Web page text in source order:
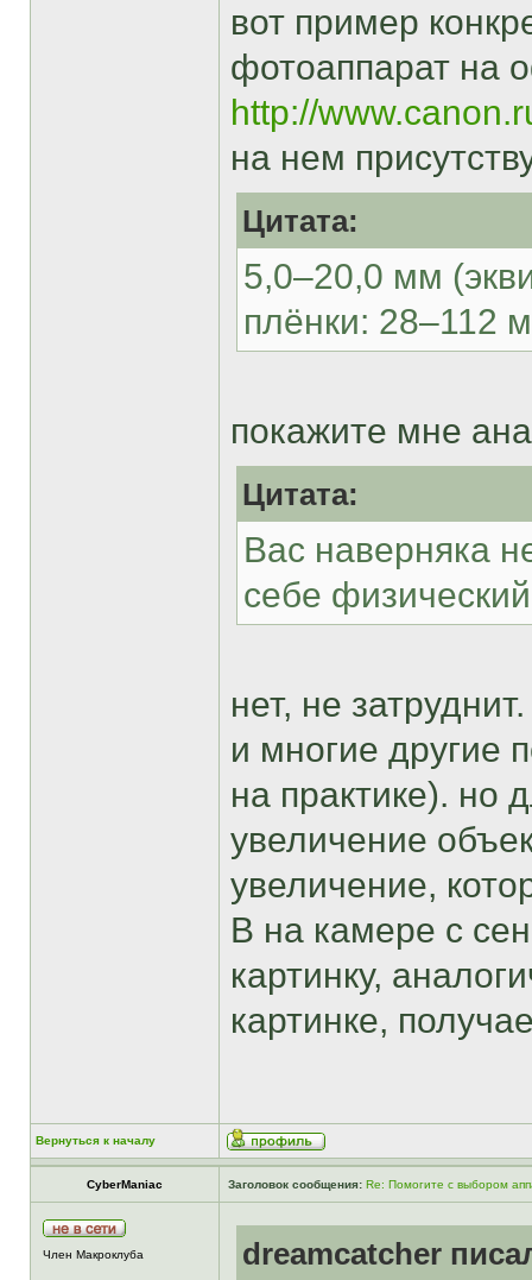
вот пример
фотоаппарат на
http://
на нем
Цитата:
5,0–20,0 мм
плёнки: 28–112
покажите мне
Цитата:
Вас наверняка
себе
нет, не
и многие другие
на практике). но
увеличение
увеличение,
В на камере с
картинку,
картинке,
Вернуться к началу
CyberManiac Заголовок сообщения: Re: Помогите с выбором
Член Макроклуба dreamcatcher